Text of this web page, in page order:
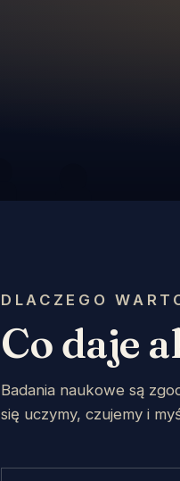
DLACZEGO
Co daje
Badania naukowe są
się uczymy, czujemy i